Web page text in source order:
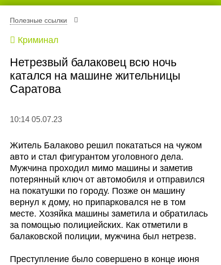
Полезные ссылки
Криминал
Нетрезвый балаковец всю ночь
катался на машине жительницы
Саратова
10:14 05.07.23
Житель Балаково решил покататься на чужом
авто и стал фигурантом уголовного дела.
Мужчина проходил мимо машины и заметив
потерянный ключ от автомобиля и отправился
на покатушки по городу. Позже он машину
вернул к дому, но припарковался не в том
месте. Хозяйка машины заметила и обратилась
за помощью полициейских. Как отметили в
балаковской полиции, мужчина был нетрезв.
Преступление было совершено в конце июня